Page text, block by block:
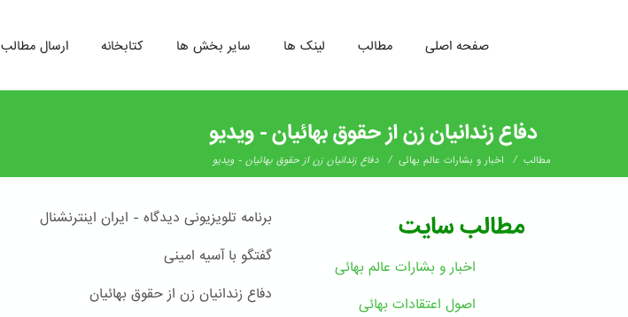
رفتن
ارسال مطالب کتابخانه سایر بخش ها لینک ها مطالب صفحه اصلی
دفاع زندانیان زن از حقوق بهائیان - ویدیو
مطالب / اخبار و بشارات عالم بهائى / دفاع زندانیان زن از حقوق بهائیان - ویدیو
برنامه تلویزیونی دیدگاه - ایران اینترنشنال
گفتگو با آسیه امینی
دفاع زندانیان زن از حقوق بهائیان
مطالب سایت
اخبار و بشارات عالم بهائى
اصول اعتقادات بهائی